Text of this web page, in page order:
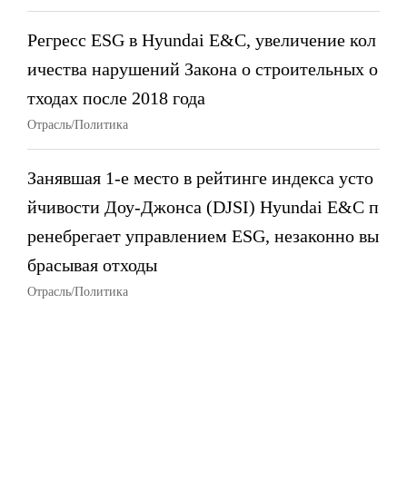
Регресс ESG в Hyundai E&C, увеличение кол
ичества нарушений Закона о строительных о
тходах после 2018 года
Отрасль/Политика
Занявшая 1-е место в рейтинге индекса усто
йчивости Доу-Джонса (DJSI) Hyundai E&C п
ренебрегает управлением ESG, незаконно вы
брасывая отходы
Отрасль/Политика